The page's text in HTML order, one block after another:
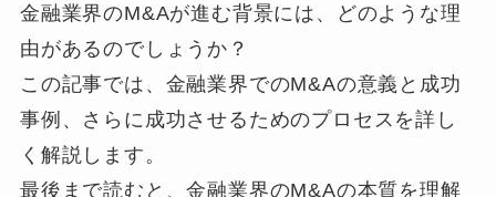
金融業界のM&Aが進む背景には、どのような理
由があるのでしょうか？
この記事では、金融業界でのM&Aの意義と成功
事例、さらに成功させるためのプロセスを詳し
く解説します。
最後まで読むと、金融業界のM&Aの本質を理解